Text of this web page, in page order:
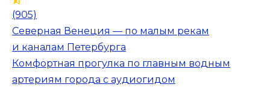
(905)
Северная Венеция — по малым рекам
и каналам Петербурга
Комфортная прогулка по главным водным
артериям города с аудиогидом